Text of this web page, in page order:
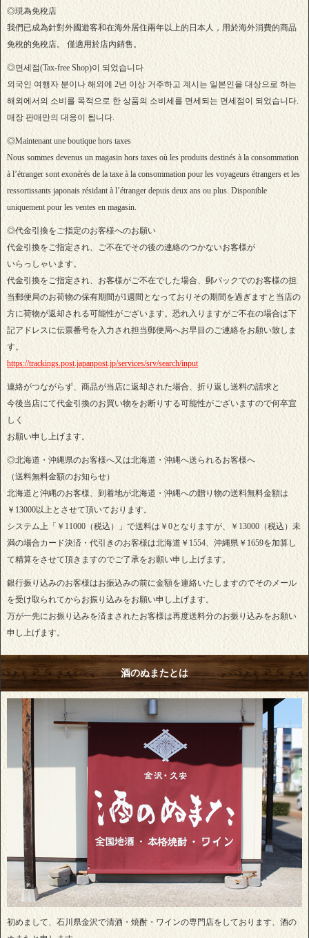
◎現為免稅店
我們已成為針對外國遊客和在海外居住兩年以上的日本人，用於海外消費的商品
免稅的免稅店。 僅適用於店內銷售。
◎면세점(Tax-free Shop)이 되었습니다
외국인 여행자 분이나 해외에 2년 이상 거주하고 계시는 일본인을 대상으로 하는
해외에서의 소비를 목적으로 한 상품의 소비세를 면세되는 면세점이 되었습니다.
매장 판매만의 대응이 됩니다.
◎Maintenant une boutique hors taxes
Nous sommes devenus un magasin hors taxes où les produits destinés à la consommation
à l’étranger sont exonérés de la taxe à la consommation pour les voyageurs étrangers et les
ressortissants japonais résidant à l’étranger depuis deux ans ou plus. Disponible
uniquement pour les ventes en magasin.
◎代金引換をご指定のお客様へのお願い
代金引換をご指定され、ご不在でその後の連絡のつかないお客様が
いらっしゃいます。
代金引換をご指定され、お客様がご不在でした場合、郵パックでのお客様の担
当郵便局のお荷物の保有期間が1週間となっておりその期間を過ぎますと当店の
方に荷物が返却される可能性がございます。恐れ入りますがご不在の場合は下
記アドレスに伝票番号を入力され担当郵便局へお早目のご連絡をお願い致しま
す。
https://trackings.post.japanpost.jp/services/srv/search/input
連絡がつながらず、商品が当店に返却された場合、折り返し送料の請求と
今後当店にて代金引換のお買い物をお断りする可能性がございますので何卒宜
しく
お願い申し上げます。
◎北海道・沖縄県のお客様へ又は北海道・沖縄へ送られるお客様へ
（送料無料金額のお知らせ）
北海道と沖縄のお客様、到着地が北海道・沖縄への贈り物の送料無料金額は
￥13000以上とさせて頂いております。
システム上「￥11000（税込）」で送料は￥0となりますが、￥13000（税込）未
満の場合カード決済・代引きのお客様は北海道￥1554、沖縄県￥1659を加算し
て精算をさせて頂きますのでご了承をお願い申し上げます。
銀行振り込みのお客様はお振込みの前に金額を連絡いたしますのでそのメール
を受け取られてからお振り込みをお願い申し上げます。
万が一先にお振り込みを済まされたお客様は再度送料分のお振り込みをお願い
申し上げます。
酒のぬまたとは
初めまして、石川県金沢で清酒・焼酎・ワインの専門店をしております、酒の